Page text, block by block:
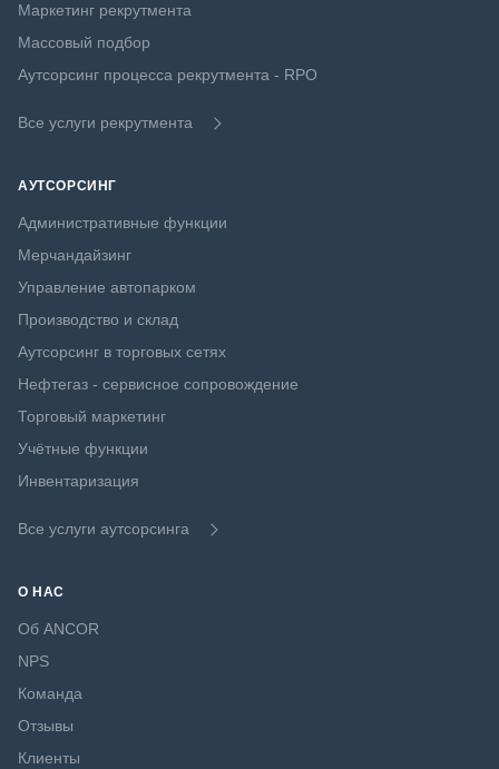
Маркетинг рекрутмента
Массовый подбор
Аутсорсинг процесса рекрутмента - RPO
Все услуги рекрутмента
АУТСОРСИНГ
Административные функции
Мерчандайзинг
Управление автопарком
Производство и склад
Аутсорсинг в торговых сетях
Нефтегаз - сервисное сопровождение
Торговый маркетинг
Учётные функции
Инвентаризация
Все услуги аутсорсинга
О НАС
Об ANCOR
NPS
Команда
Отзывы
Клиенты